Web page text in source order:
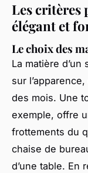
Les critères
élégant et
Le choix des
La matière
sur
des mois. Une
exemple, offre
frottements du
chaise de
d’une table. En